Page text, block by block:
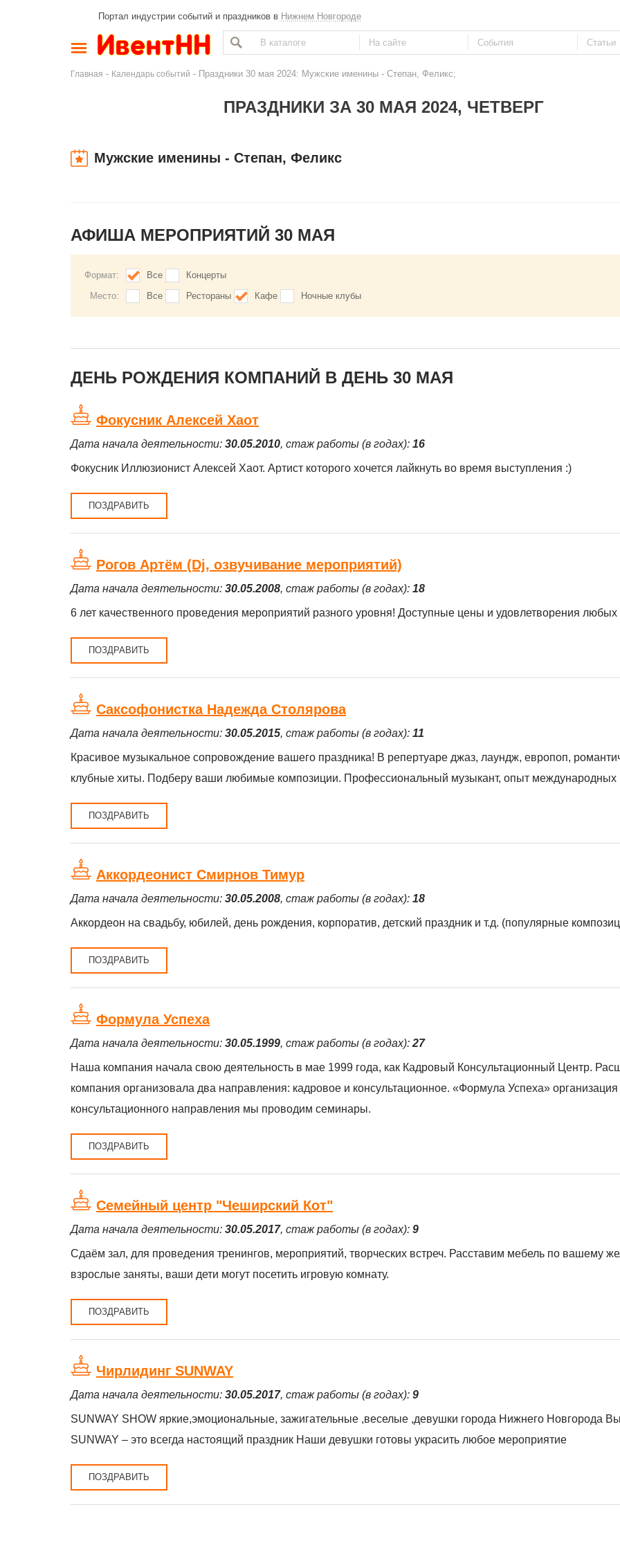
Портал индустрии событий и праздников в Нижнем Новгороде
Главная - Календарь событий - Праздники 30 мая 2024: Мужские именины - Степан, Феликс;
ПРАЗДНИКИ ЗА 30 МАЯ 2024, ЧЕТВЕРГ
Мужские именины - Степан, Феликс
АФИША МЕРОПРИЯТИЙ 30 МАЯ
Формат: Все
Концерты
Место:
Все Рестораны Кафе Ночные клубы
ДЕНЬ РОЖДЕНИЯ КОМПАНИЙ В ДЕНЬ 30 МАЯ
Фокусник Алексей Хаот
Дата начала деятельности: 30.05.2010, стаж работы (в годах): 16
Фокусник Иллюзионист Алексей Хаот. Артист которого хочется лайкнуть во время выступления :)
ПОЗДРАВИТЬ
Рогов Артём (Dj, озвучивание мероприятий)
Дата начала деятельности: 30.05.2008, стаж работы (в годах): 18
6 лет качественного проведения мероприятий разного уровня! Доступные цены и удовлетворения
ПОЗДРАВИТЬ
Саксофонистка Надежда Столярова
Дата начала деятельности: 30.05.2015, стаж работы (в годах): 11
Красивое музыкальное сопровождение вашего праздника! В репертуаре джаз, лаундж, европоп,
клубные хиты. Подберу ваши любимые композиции. Профессиональный музыкант, опыт международных
ПОЗДРАВИТЬ
Аккордеонист Смирнов Тимур
Дата начала деятельности: 30.05.2008, стаж работы (в годах): 18
Аккордеон на свадьбу, юбилей, день рождения, корпоратив, детский праздник и т.д. (популярные
ПОЗДРАВИТЬ
Формула Успеха
Дата начала деятельности: 30.05.1999, стаж работы (в годах): 27
Наша компания начала свою деятельность в мае 1999 года, как Кадровый Консультационный Центр.
компания организовала два направления: кадровое и консультационное. «Формула Успеха» организация
консультационного направления мы проводим семинары.
ПОЗДРАВИТЬ
Семейный центр "Чеширский Кот"
Дата начала деятельности: 30.05.2017, стаж работы (в годах): 9
Сдаём зал, для проведения тренингов, мероприятий, творческих встреч. Расставим мебель по вашему
взрослые заняты, ваши дети могут посетить игровую комнату.
ПОЗДРАВИТЬ
Чирлидинг SUNWAY
Дата начала деятельности: 30.05.2017, стаж работы (в годах): 9
SUNWAY SHOW яркие,эмоциональные, зажигательные ,веселые ,девушки города Нижнего Новгорода
SUNWAY – это всегда настоящий праздник Наши девушки готовы украсить любое мероприятие
ПОЗДРАВИТЬ